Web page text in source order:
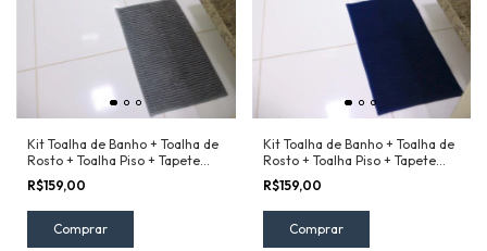
Kit Toalha de Banho + Toalha de
Rosto + Toalha Piso + Tapete
Remix Camesa Cinza
R$159,00
Kit Toalha de Banho + Toalha de
Rosto + Toalha Piso + Tapete
Remix Camesa Azul
R$159,00